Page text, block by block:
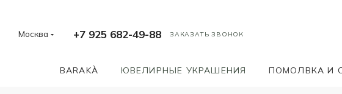
Москва +7 925 682-49-88 ЗАКАЗАТЬ ЗВОНОК
BARAKÀ ЮВЕЛИРНЫЕ УКРАШЕНИЯ ПОМОЛВКА И